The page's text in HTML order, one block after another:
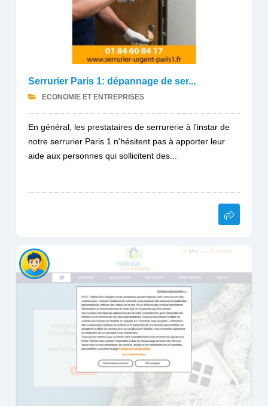
Serrurier Paris 1: dépannage de ser...
ECONOMIE ET ENTREPRISES
En général, les prestataires de serrurerie à l'instar de
notre serrurier Paris 1 n'hésitent pas à apporter leur
aide aux personnes qui sollicitent des...